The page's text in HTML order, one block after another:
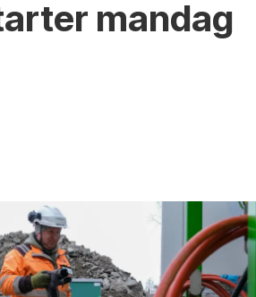
mandag